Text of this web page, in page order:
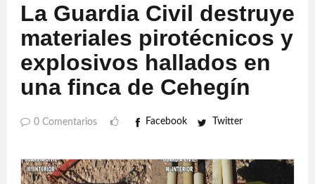
La Guardia Civil destruye
materiales pirotécnicos y
explosivos hallados en
una finca de Cehegín
0 Comentarios Facebook Twitter